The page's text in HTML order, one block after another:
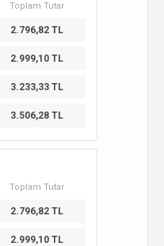
Toplam Tutar
2.796,82 TL
2.999,10 TL
3.233,33 TL
3.506,28 TL
Toplam Tutar
2.796,82 TL
2.999,10 TL